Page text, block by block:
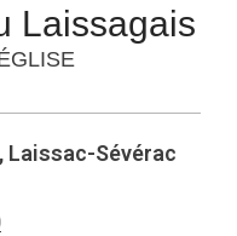
Laissagais
Laissac-Sévérac